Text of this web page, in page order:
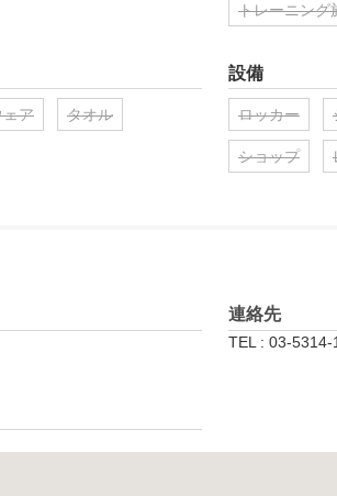
トレーニング
ェア タオル
設備
ロッカー
ショップ
連絡先
TEL : 03-5314-